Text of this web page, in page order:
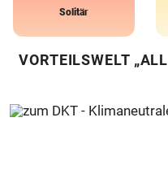
Solitär
VORTEILSWELT